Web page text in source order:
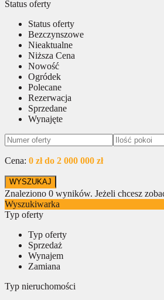
Status oferty
Status oferty
Bezczynszowe
Nieaktualne
Niższa Cena
Nowość
Ogródek
Polecane
Rezerwacja
Sprzedane
Wynajęte
Cena: 0 zł do 2 000 000 zł
Znaleziono 0 wyników. Jeżeli chcesz
Wyszukiwarka
Typ oferty
Typ oferty
Sprzedaż
Wynajem
Zamiana
Typ nieruchomości